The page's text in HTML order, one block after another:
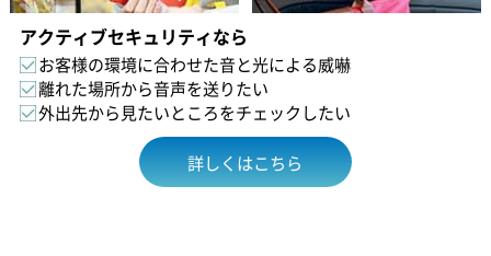
アクティブセキュリティなら
お客様の環境に合わせた音と光による威嚇
離れた場所から音声を送りたい
外出先から見たいところをチェックしたい
詳しくはこちら